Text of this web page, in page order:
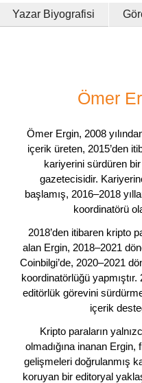
Yazar Biyografisi
Ömer
Ömer Ergin, 2008
içerik üreten, 2015’den
kariyerini sürdüren
gazetecisidir.
başlamış, 2016–2018
koordinatörü
2018’den itibaren kripto
alan Ergin, 2018–2021
Coinbilgi’de, 2020–2021
koordinatörlüğü
editörlük görevini
içerik
Kripto paraların
olmadığına inanan
gelişmeleri doğrulanmış
koruyan bir editoryal